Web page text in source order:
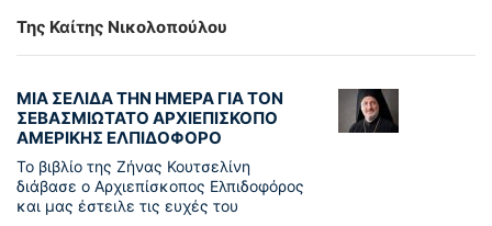
Της Καίτης Νικολοπούλου
ΜΙΑ ΣΕΛΙΔΑ ΤΗΝ ΗΜΕΡΑ ΓΙΑ ΤΟΝ
ΣΕΒΑΣΜΙΩΤΑΤΟ ΑΡΧΙΕΠΙΣΚΟΠΟ
ΑΜΕΡΙΚΗΣ ΕΛΠΙΔΟΦΟΡΟ
Το βιβλίο της Ζήνας Κουτσελίνη
διάβασε ο Αρχιεπίσκοπος Ελπιδοφόρος
και μας έστειλε τις ευχές του